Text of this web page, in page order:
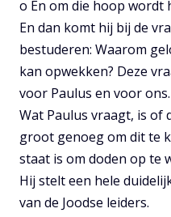
o En om die hoop wordt
En dan komt hij bij de
bestuderen: Waarom
kan opwekken? Deze
voor Paulus en voor ons.
Wat Paulus vraagt, is of
groot genoeg om dit te
staat is om doden op te
Hij stelt een hele
van de Joodse leiders.